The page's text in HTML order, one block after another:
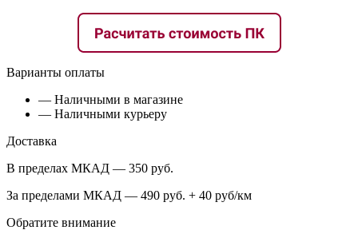
Варианты оплаты
— Наличными в магазине
— Наличными курьеру
Доставка
В пределах МКАД — 350 руб.
За пределами МКАД — 490 руб. + 40 руб/км
Обратите внимание